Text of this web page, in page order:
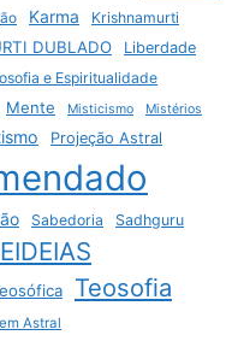
Karma Krishnamurti
DUBLADO
Liberdade
e Espiritualidade
Mente Misticismo Mistérios
Projeção Astral
Sabedoria Sadhguru
Teosofia
Astral